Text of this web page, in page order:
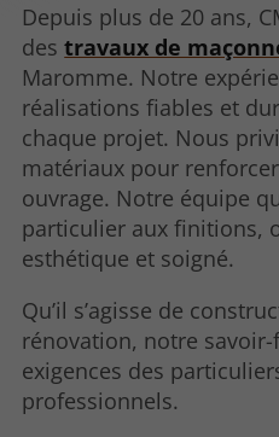
Depuis plus de 20 ans,
des travaux de
Maromme. Notre
réalisations fiables et
chaque projet. Nous
matériaux pour
ouvrage. Notre équipe
particulier aux finitions,
esthétique et soigné.
Qu’il s’agisse de
rénovation, notre
exigences des
professionnels.